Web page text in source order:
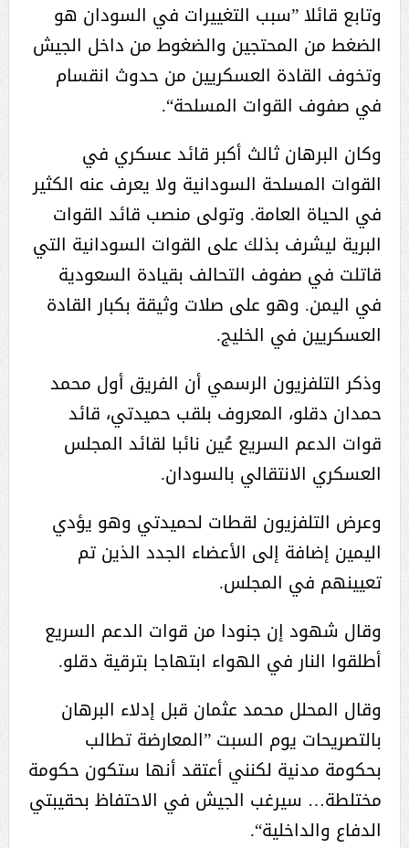
وتابع قائلا ”سبب التغييرات في السودان هو
الضغط من المحتجين والضغوط من داخل الجيش
وتخوف القادة العسكريين من حدوث انقسام
في صفوف القوات المسلحة“.
وكان البرهان ثالث أكبر قائد عسكري في
القوات المسلحة السودانية ولا يعرف عنه الكثير
في الحياة العامة. وتولى منصب قائد القوات
البرية ليشرف بذلك على القوات السودانية التي
قاتلت في صفوف التحالف بقيادة السعودية
في اليمن. وهو على صلات وثيقة بكبار القادة
العسكريين في الخليج.
وذكر التلفزيون الرسمي أن الفريق أول محمد
حمدان دقلو، المعروف بلقب حميدتي، قائد
قوات الدعم السريع عُين نائبا لقائد المجلس
العسكري الانتقالي بالسودان.
وعرض التلفزيون لقطات لحميدتي وهو يؤدي
اليمين إضافة إلى الأعضاء الجدد الذين تم
تعيينهم في المجلس.
وقال شهود إن جنودا من قوات الدعم السريع
أطلقوا النار في الهواء ابتهاجا بترقية دقلو.
وقال المحلل محمد عثمان قبل إدلاء البرهان
بالتصريحات يوم السبت ”المعارضة تطالب
بحكومة مدنية لكنني أعتقد أنها ستكون حكومة
مختلطة… سيرغب الجيش في الاحتفاظ بحقيبتي
الدفاع والداخلية“.